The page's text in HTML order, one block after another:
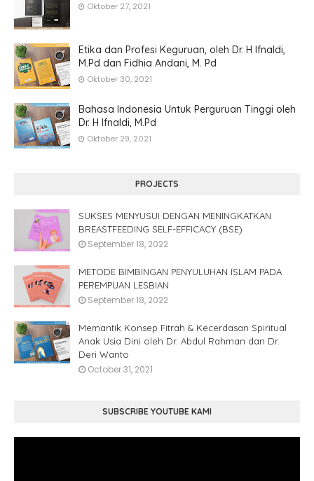
Oktober 27, 2021
Etika dan Profesi Keguruan, oleh Dr. H Ifnaldi,
M.Pd dan Fidhia Andani, M. Pd
Oktober 30, 2021
Bahasa Indonesia Untuk Perguruan Tinggi oleh
Dr. H Ifnaldi, M.Pd
Oktober 29, 2021
PROJECTS
SUKSES MENYUSUI DENGAN MENINGKATKAN
BREASTFEEDING SELF-EFFICACY (BSE)
September 18, 2022
METODE BIMBINGAN PENYULUHAN ISLAM PADA
PEREMPUAN LESBIAN
September 18, 2022
Memantik Konsep Fitrah & Kecerdasan Spiritual
Anak Usia Dini oleh Dr. Abdul Rahman dan Dr.
Deri Wanto
October 31, 2021
SUBSCRIBE YOUTUBE KAMI